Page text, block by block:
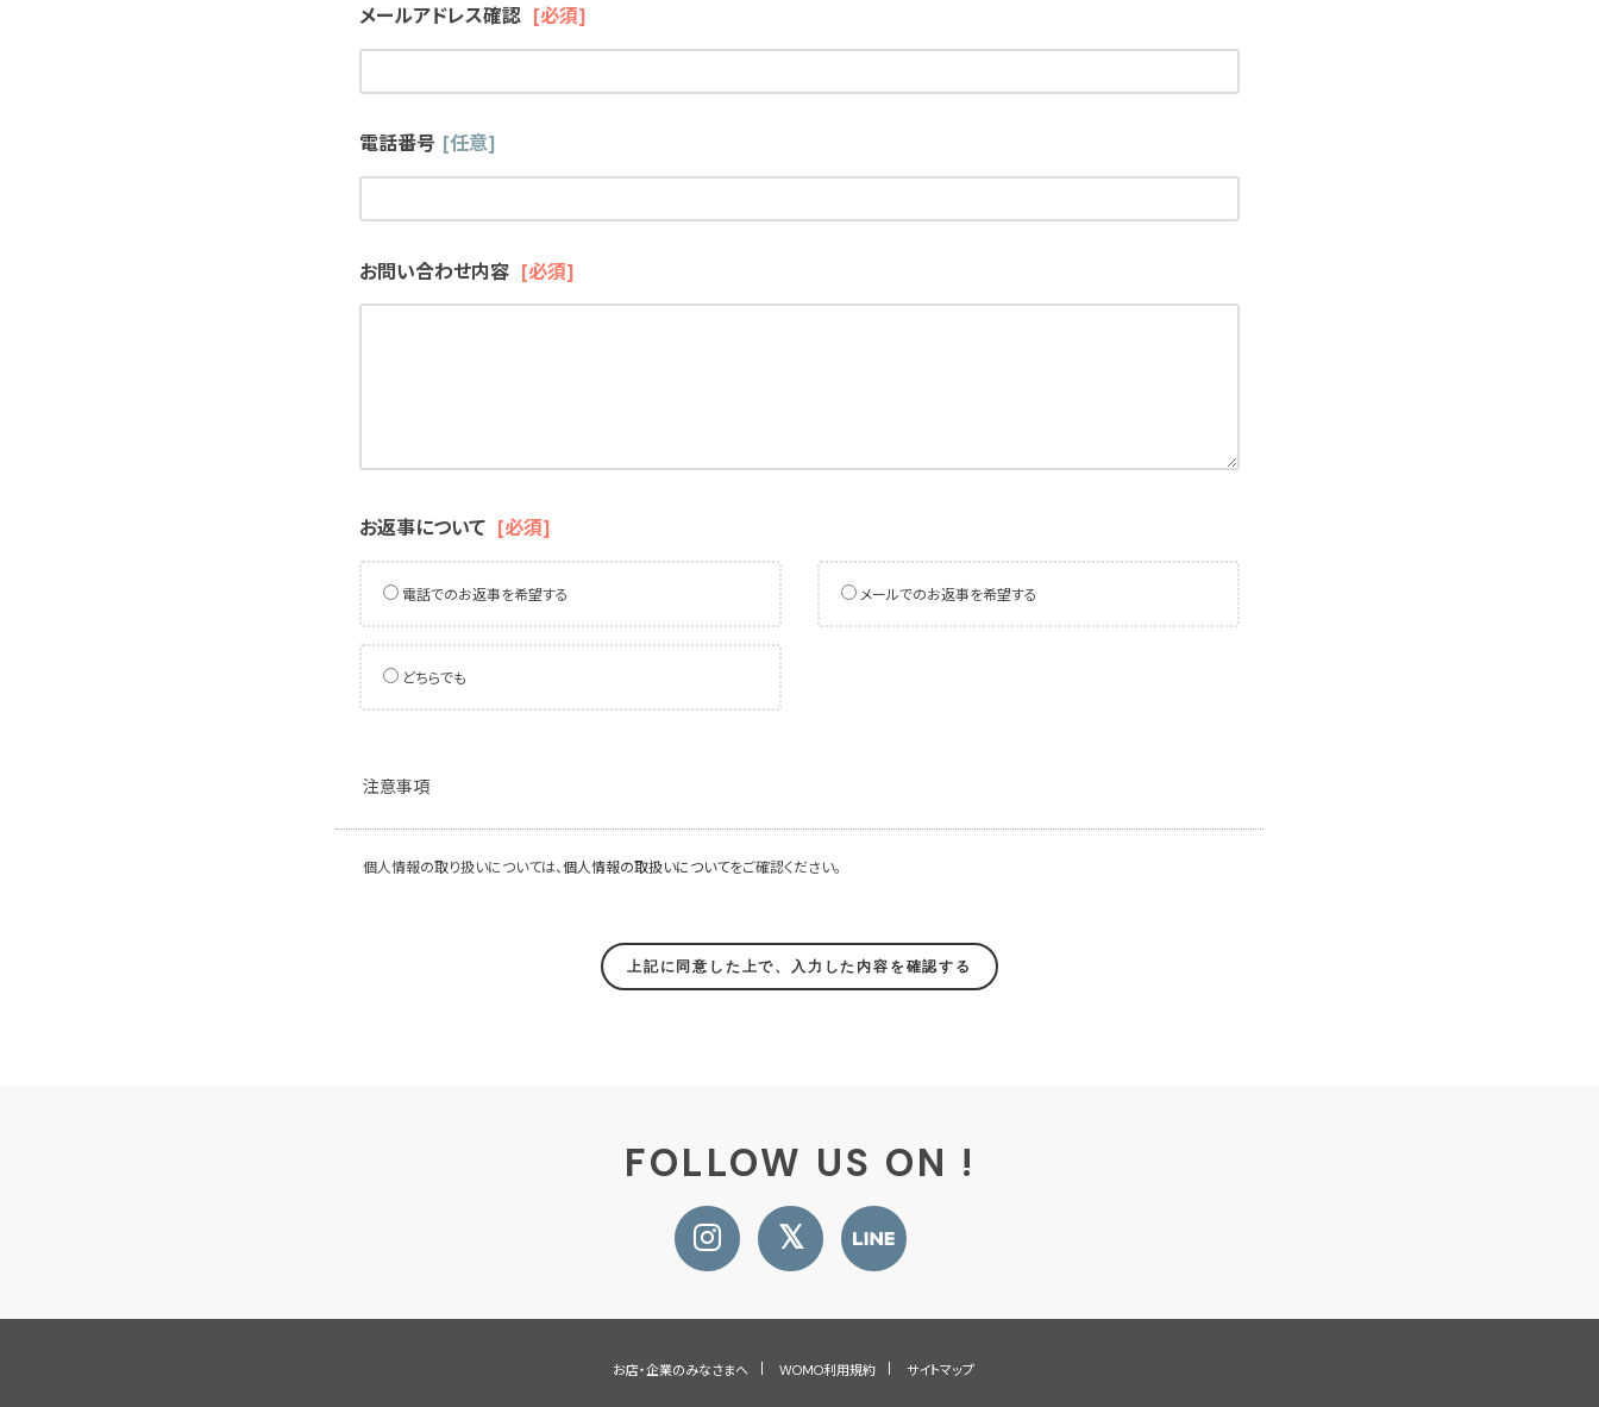
メールアドレス確認 [必須]
電話番号 [任意]
お問い合わせ内容 [必須]
お返事について [必須]
電話でのお返事を希望する メールでのお返事を希望する
どちらでも
注意事項
個人情報の取り扱いについては、個人情報の取扱いについてをご確認ください。
FOLLOW US ON !
お店・企業のみなさまへ WOMO利用規約 サイトマップ